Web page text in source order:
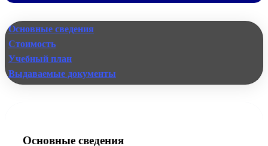
Основные сведения
Стоимость
Учебный план
Выдаваемые документы
Основные сведения